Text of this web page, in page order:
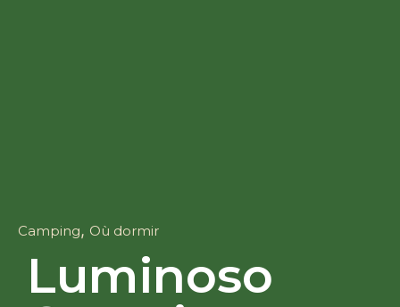
Luminoso
Camping, Où dormir